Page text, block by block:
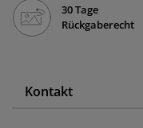
30 Tage
Rückgaberecht
Kontakt